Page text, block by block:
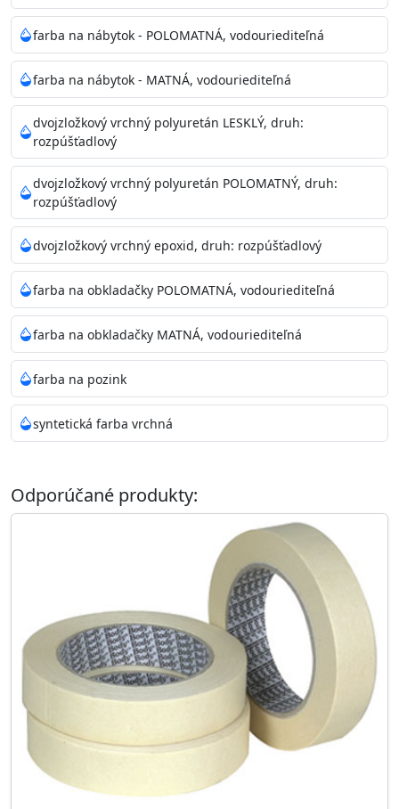
farba na nábytok - POLOMATNÁ, vodouriediteľná
farba na nábytok - MATNÁ, vodouriediteľná
dvojzložkový vrchný polyuretán LESKLÝ, druh:
rozpúšťadlový
dvojzložkový vrchný polyuretán POLOMATNÝ, druh:
rozpúšťadlový
dvojzložkový vrchný epoxid, druh: rozpúšťadlový
farba na obkladačky POLOMATNÁ, vodouriediteľná
farba na obkladačky MATNÁ, vodouriediteľná
farba na pozink
syntetická farba vrchná
Odporúčané produkty: